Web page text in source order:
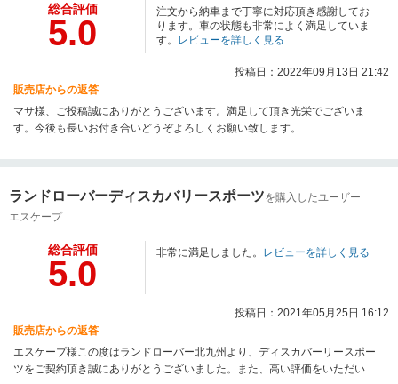
総合評価
5.0
注文から納車まで丁寧に対応頂き感謝してお
ります。車の状態も非常によく満足していま
す。 レビューを詳しく見る
投稿日：2022年09月13日 21:42
販売店からの返答
マサ様、ご投稿誠にありがとうございます。満足して頂き光栄でございま
す。今後も長いお付き合いどうぞよろしくお願い致します。
ランドローバーディスカバリースポーツを購入したユーザー
エスケープ
総合評価
5.0
非常に満足しました。 レビューを詳しく見る
投稿日：2021年05月25日 16:12
販売店からの返答
エスケープ様この度はランドローバー北九州より、ディスカバーリースポー
ツをご契約頂き誠にありがとうございました。また、高い評価をいただいた